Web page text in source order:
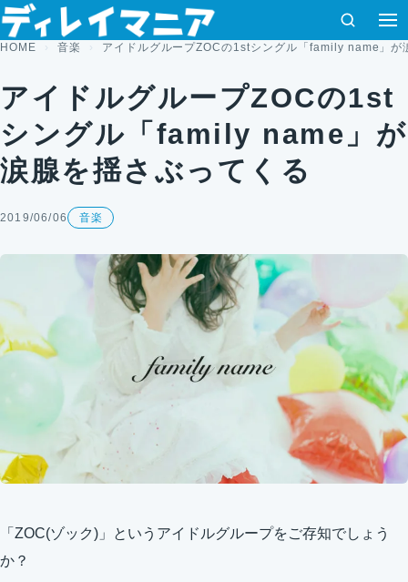
コンテンツへスキップ
検索 メ
HOME 音楽 アイドルグループZOCの1stシングル「family name」が
アイドルグループZOCの1st
シングル「family name」が
涙腺を揺さぶってくる
2019/06/06 音楽
「ZOC(ゾック)」というアイドルグループをご存知でしょう
か？